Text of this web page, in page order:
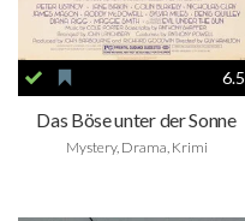
6.5
Das Böse unter der Sonne
Mystery, Drama, Krimi